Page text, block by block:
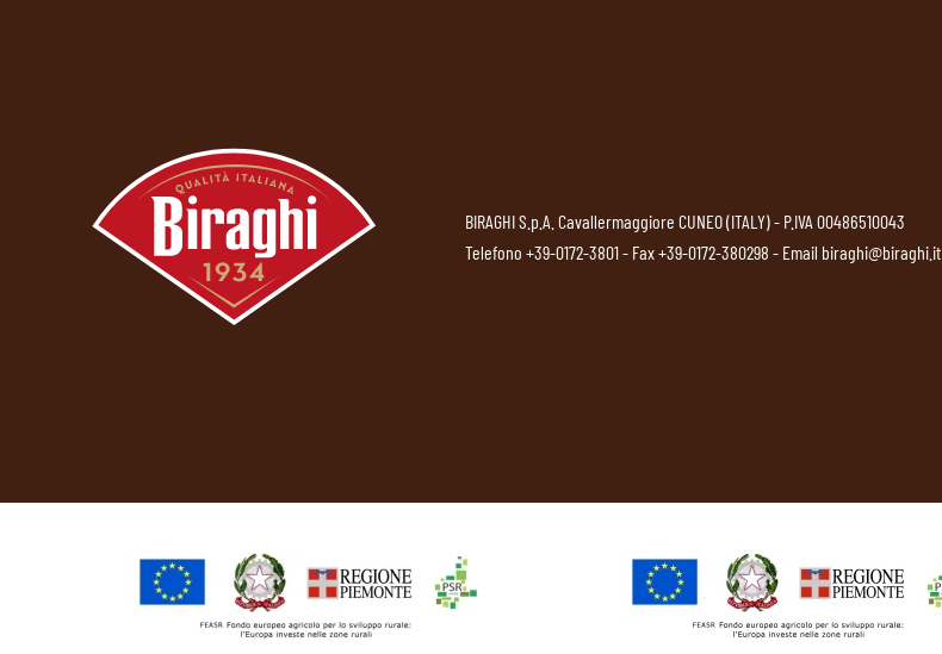
BIRAGHI S.p.A. Cavallermaggiore CUNEO (ITALY) - P.IVA 00486510043
Telefono +39-0172-3801- Fax +39-0172-380298 - Email biraghi@biraghi.it